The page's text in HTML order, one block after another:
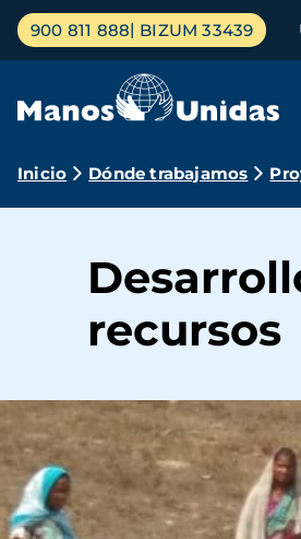
Pasar
contenido
Menú
principal
900 811 888 BIZUM 33439
Ruta
navegación
Inicio Dónde trabajamos
recursos